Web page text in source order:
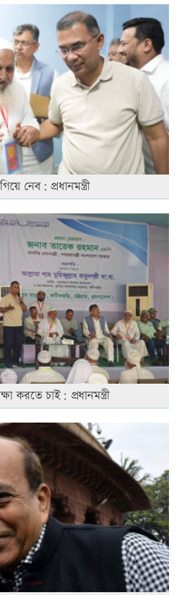
নেব: প্রধানমন্ত্রী
করতে চাই: প্রধানমন্ত্রী